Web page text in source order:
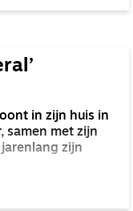
in zijn huis in
samen met zijn
zijn